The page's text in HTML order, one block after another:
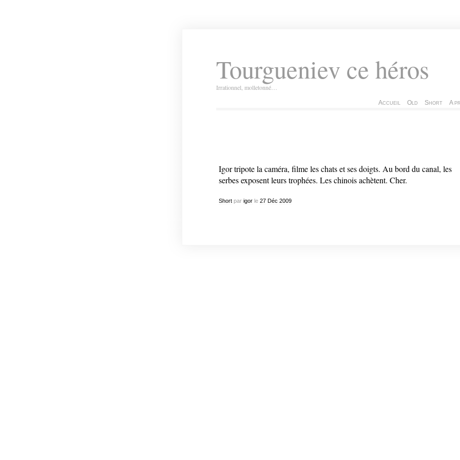
Tourgueniev ce héros
Irrationnel, molletonné…
Accueil Old Short A
Igor tripote la caméra, filme les chats et ses doigts. Au bord du canal, les
serbes exposent leurs trophées. Les chinois achètent. Cher.
Shortpar igorle 27 Déc 2009